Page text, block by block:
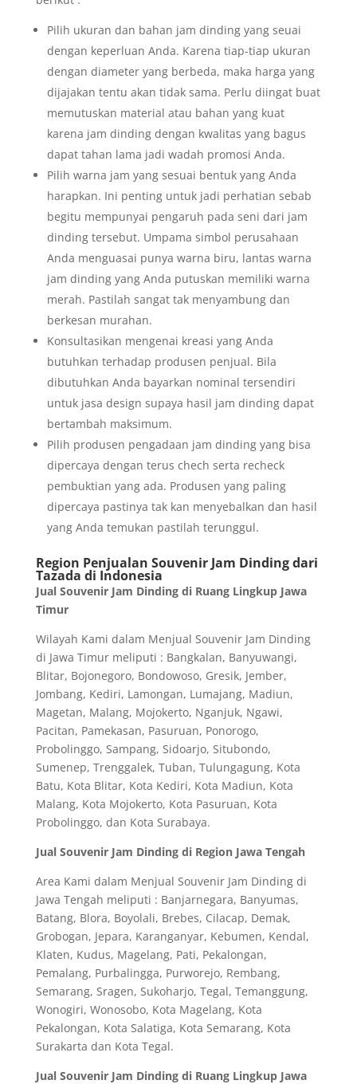
Pilih ukuran dan bahan jam dinding yang seuai
dengan keperluan Anda. Karena tiap-tiap ukuran
dengan diameter yang berbeda, maka harga yang
dijajakan tentu akan tidak sama. Perlu diingat buat
memutuskan material atau bahan yang kuat
karena jam dinding dengan kwalitas yang bagus
dapat tahan lama jadi wadah promosi Anda.
Pilih warna jam yang sesuai bentuk yang Anda
harapkan. Ini penting untuk jadi perhatian sebab
begitu mempunyai pengaruh pada seni dari jam
dinding tersebut. Umpama simbol perusahaan
Anda menguasai punya warna biru, lantas warna
jam dinding yang Anda putuskan memiliki warna
merah. Pastilah sangat tak menyambung dan
berkesan murahan.
Konsultasikan mengenai kreasi yang Anda
butuhkan terhadap produsen penjual. Bila
dibutuhkan Anda bayarkan nominal tersendiri
untuk jasa design supaya hasil jam dinding dapat
bertambah maksimum.
Pilih produsen pengadaan jam dinding yang bisa
dipercaya dengan terus chech serta recheck
pembuktian yang ada. Produsen yang paling
dipercaya pastinya tak kan menyebalkan dan hasil
yang Anda temukan pastilah terunggul.
Region Penjualan Souvenir Jam Dinding dari
Tazada di Indonesia
Jual Souvenir Jam Dinding di Ruang Lingkup Jawa
Timur
Wilayah Kami dalam Menjual Souvenir Jam Dinding
di Jawa Timur meliputi : Bangkalan, Banyuwangi,
Blitar, Bojonegoro, Bondowoso, Gresik, Jember,
Jombang, Kediri, Lamongan, Lumajang, Madiun,
Magetan, Malang, Mojokerto, Nganjuk, Ngawi,
Pacitan, Pamekasan, Pasuruan, Ponorogo,
Probolinggo, Sampang, Sidoarjo, Situbondo,
Sumenep, Trenggalek, Tuban, Tulungagung, Kota
Batu, Kota Blitar, Kota Kediri, Kota Madiun, Kota
Malang, Kota Mojokerto, Kota Pasuruan, Kota
Probolinggo, dan Kota Surabaya.
Jual Souvenir Jam Dinding di Region Jawa Tengah
Area Kami dalam Menjual Souvenir Jam Dinding di
Jawa Tengah meliputi : Banjarnegara, Banyumas,
Batang, Blora, Boyolali, Brebes, Cilacap, Demak,
Grobogan, Jepara, Karanganyar, Kebumen, Kendal,
Klaten, Kudus, Magelang, Pati, Pekalongan,
Pemalang, Purbalingga, Purworejo, Rembang,
Semarang, Sragen, Sukoharjo, Tegal, Temanggung,
Wonogiri, Wonosobo, Kota Magelang, Kota
Pekalongan, Kota Salatiga, Kota Semarang, Kota
Surakarta dan Kota Tegal.
Jual Souvenir Jam Dinding di Ruang Lingkup Jawa